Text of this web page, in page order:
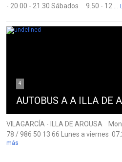
- 20.00 - 21.30 Sábados 9.50 - 12....
4
AUTOBUS A A ILLA DE
VILAGARCÍA - ILLA DE AROUSA
78 / 986 50 13 66 Lunes a viernes
más